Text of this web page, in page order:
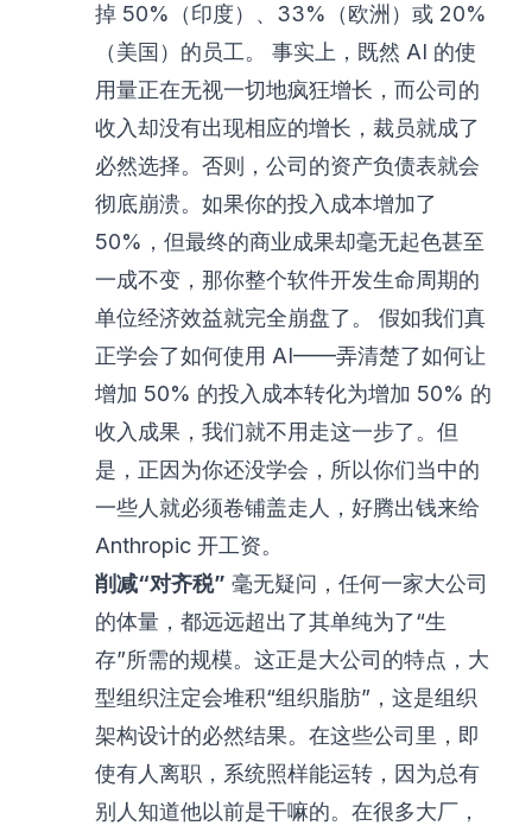
掉 50%（印度）、33%（欧洲）或 20%
（美国）的员工。 事实上，既然 AI 的使
用量正在无视一切地疯狂增长，而公司的
收入却没有出现相应的增长，裁员就成了
必然选择。否则，公司的资产负债表就会
彻底崩溃。如果你的投入成本增加了
50%，但最终的商业成果却毫无起色甚至
一成不变，那你整个软件开发生命周期的
单位经济效益就完全崩盘了。 假如我们真
正学会了如何使用 AI——弄清楚了如何让
增加 50% 的投入成本转化为增加 50% 的
收入成果，我们就不用走这一步了。但
是，正因为你还没学会，所以你们当中的
一些人就必须卷铺盖走人，好腾出钱来给
Anthropic 开工资。
削减“对齐税” 毫无疑问，任何一家大公司
的体量，都远远超出了其单纯为了“生
存”所需的规模。这正是大公司的特点，大
型组织注定会堆积“组织脂肪”，这是组织
架构设计的必然结果。在这些公司里，即
使有人离职，系统照样能运转，因为总有
别人知道他以前是干嘛的。在很多大厂，